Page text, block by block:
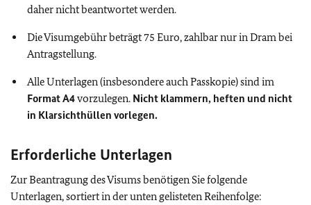
daher nicht beantwortet werden.
Die Visumgebühr beträgt 75 Euro, zahlbar nur in Dram bei
Antragstellung.
Alle Unterlagen (insbesondere auch Passkopie) sind im
Format A4vorzulegen. Nicht klammern, heften und nicht
in Klarsichthüllen vorlegen.
Erforderliche Unterlagen
Zur Beantragung des Visums benötigen Sie folgende
Unterlagen,sortiert in der unten gelisteten Reihenfolge: